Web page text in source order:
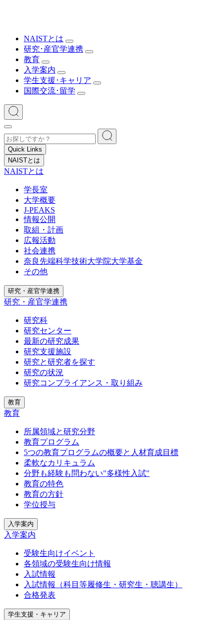
NAISTとは
研究･産官学連携
教育
入学案内
学生支援･キャリア
国際交流･留学
Quick Links
NAISTとは
NAISTとは
学長室
大学概要
J-PEAKS
情報公開
取組・計画
広報活動
社会連携
奈良先端科学技術大学院大学基金
その他
研究・産官学連携
研究・産官学連携
研究科
研究センター
最新の研究成果
研究支援施設
研究と研究者を探す
研究の状況
研究コンプライアンス・取り組み
教育
教育
所属領域と研究分野
教育プログラム
5つの教育プログラムの概要と人材育成目標
柔軟なカリキュラム
分野も経験も問わない"多様性入試"
教育の特色
教育の方針
学位授与
入学案内
入学案内
受験生向けイベント
各領域の受験生向け情報
入試情報
入試情報（科目等履修生・研究生・聴講生）
合格発表
学生支援・キャリア